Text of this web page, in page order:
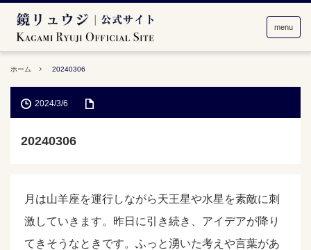
menu
ホーム 20240306
2024/3/6
20240306
月は山羊座を運行しながら天王星や水星を素敵に刺
激していきます。昨日に引き続き、アイデアが降り
てきそうなときです。ふっと湧いた考えや言葉があ